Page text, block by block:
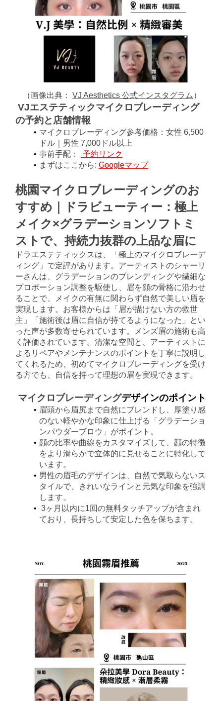
（﻿﻿﻿﻿﻿﻿﻿﻿﻿﻿﻿﻿﻿﻿﻿﻿﻿﻿﻿﻿﻿﻿﻿﻿画像出典： VJ Aesthetics 公式インスタグラム ）
VJエステティックマイクロブレーディング
の予約と店舗情報
マイクロブレーディング参考価格：女性 6,500
ドル｜男性 7,000ドル以上
事前手配：
予約リンク
まずはここから: Googleマップ
桃園マイクロブレーディングのお
すすめ｜ドラビューティー：極上
メイク×グラデーションソフトミ
ストで、持続力抜群の上品な眉に
ドラエステティックスは、「極上のマイクロブレーデ
ィング」で定評があります。アーティストのシャーリ
ーさんは、グラデーションのブレンディングや繊細な
プロポーション調整を駆使し、眉を顔の骨格に沿わせ
ることで、メイクの有無に関わらず自然で美しい眉を
実現します。お客様からは「眉が描けない方の救世
主」「施術後は眉に自信が持てるようになった」とい
った声が多数寄せられています。メンズ眉の施術も高
く評価されています。清潔な空間と、アーティストに
よるリペアやメンテナンスのポイントを丁寧に説明し
てくれるため、初めてマイクロブレーディングを受け
る方でも、自信を持って理想の眉を実現できます。
マイクロブレーディングデザインのポイント
眉頭から眉尻まで自然にブレンドし、厚塗り感
のない軽やかな印象に仕上げる「グラデーショ
ンパウダーブロウ」がポイント。
顔の比率や曲線をカスタマイズして、顔の特徴
をより滑らかで立体的に見せることに特化して
います。
男性の眉毛のデザインは、自然で気取らないス
タイルで、きれいなラインと元気な印象を強調
します。
3ヶ月以内に1回の無料タッチアップが含まれ
ており、長持ちして安定した色を保ちます。